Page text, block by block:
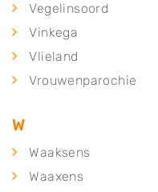
Vegelinsoord
Vinkega
Vlieland
Vrouwenparochie
W
Waaksens
Waaxens